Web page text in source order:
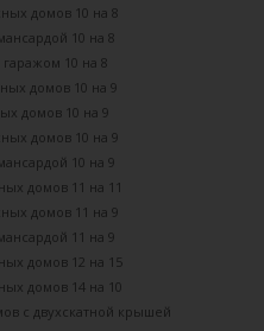
домов 10 на 8
10 на 8
10 на 8
домов 10 на 9
домов 10 на 9
домов 10 на 9
10 на 9
домов 11 на 11
домов 11 на 9
11 на 9
домов 12 на 15
домов 14 на 10
с двухскатной крышей